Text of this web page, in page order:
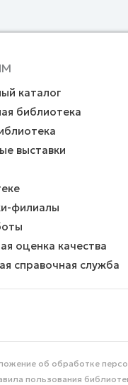
каталог
библиотека
выставки
филиалы
оценка качества
справочная служба
об обработке
пользования